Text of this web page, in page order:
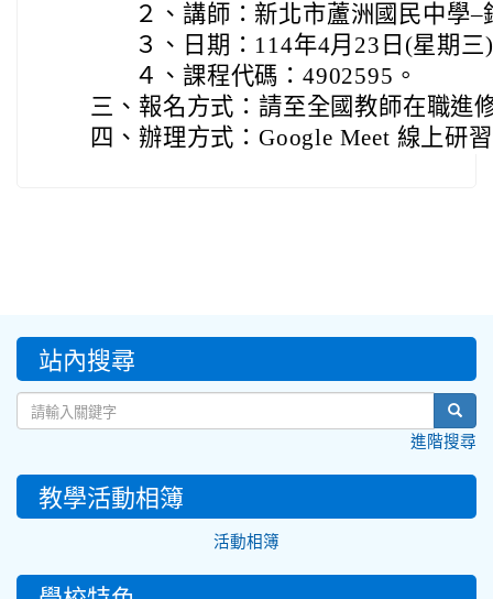
２、 講師：新北市蘆洲國民中學–
３、 日期：114年4月23日(星期
４、 課程代碼：4902595。
三、 報名方式：請至全國教師在職進
四、 辦理方式：Google Meet 線上研
::: 站內搜尋
進階搜尋
教學活動相簿
活動相簿